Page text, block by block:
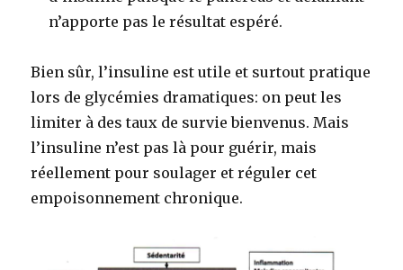
n’apporte pas le résultat espéré.
Bien sûr, l’insuline est utile et surtout pratique
lors de glycémies dramatiques: on peut les
limiter à des taux de survie bienvenus. Mais
l’insuline n’est pas là pour guérir, mais
réellement pour soulager et réguler cet
empoisonnement chronique.